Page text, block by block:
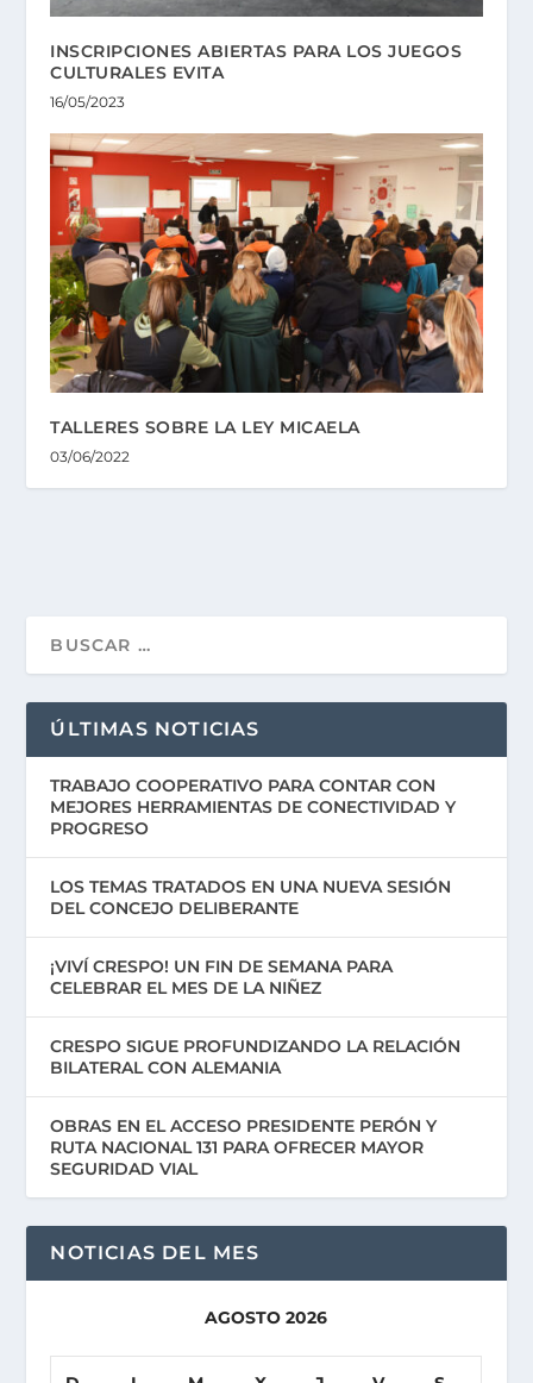
INSCRIPCIONES ABIERTAS PARA LOS JUEGOS
CULTURALES EVITA
16/05/2023
TALLERES SOBRE LA LEY MICAELA
03/06/2022
ÚLTIMAS NOTICIAS
TRABAJO COOPERATIVO PARA CONTAR CON
MEJORES HERRAMIENTAS DE CONECTIVIDAD Y
PROGRESO
LOS TEMAS TRATADOS EN UNA NUEVA SESIÓN
DEL CONCEJO DELIBERANTE
¡VIVÍ CRESPO! UN FIN DE SEMANA PARA
CELEBRAR EL MES DE LA NIÑEZ
CRESPO SIGUE PROFUNDIZANDO LA RELACIÓN
BILATERAL CON ALEMANIA
OBRAS EN EL ACCESO PRESIDENTE PERÓN Y
RUTA NACIONAL 131 PARA OFRECER MAYOR
SEGURIDAD VIAL
NOTICIAS DEL MES
AGOSTO 2026